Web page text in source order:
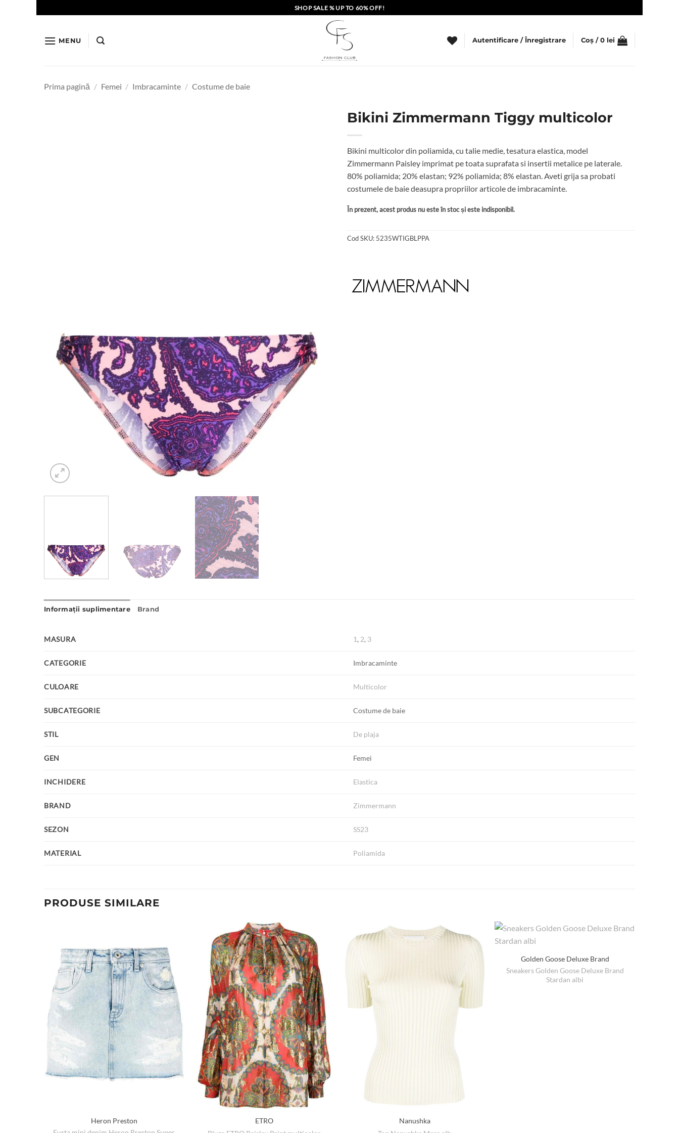
to
SHOP SALE % UP TO 60% OFF!
MENU Autentificare / Înregistrare Coș / 0 lei
Prima pagină / Femei / Imbracaminte / Costume de baie
Bikini Zimmermann Tiggy multicolor
Bikini multicolor din poliamida, cu talie medie, tesatura elastica, model
Zimmermann Paisley imprimat pe toata suprafata si insertii metalice pe laterale.
80% poliamida; 20% elastan; 92% poliamida; 8% elastan. Aveti grija sa probati
costumele de baie deasupra propriilor articole de imbracaminte.
În prezent, acest produs nu este în stoc și este indisponibil.
Cod SKU: 5235WTIGBLPPA
Informații suplimentare Brand
MASURA 1, 2, 3
CATEGORIE Imbracaminte
CULOARE Multicolor
SUBCATEGORIE Costume de baie
STIL De plaja
GEN Femei
INCHIDERE Elastica
BRAND Zimmermann
SEZON SS23
MATERIAL Poliamida
PRODUSE SIMILARE
Heron Preston
ETRO
Nanushka
Golden Goose Deluxe Brand
Sneakers Golden Goose Deluxe Brand
Stardan albi